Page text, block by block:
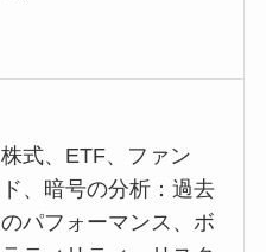
株式、ETF、ファン
ド、暗号の分析：過去
のパフォーマンス、ボ